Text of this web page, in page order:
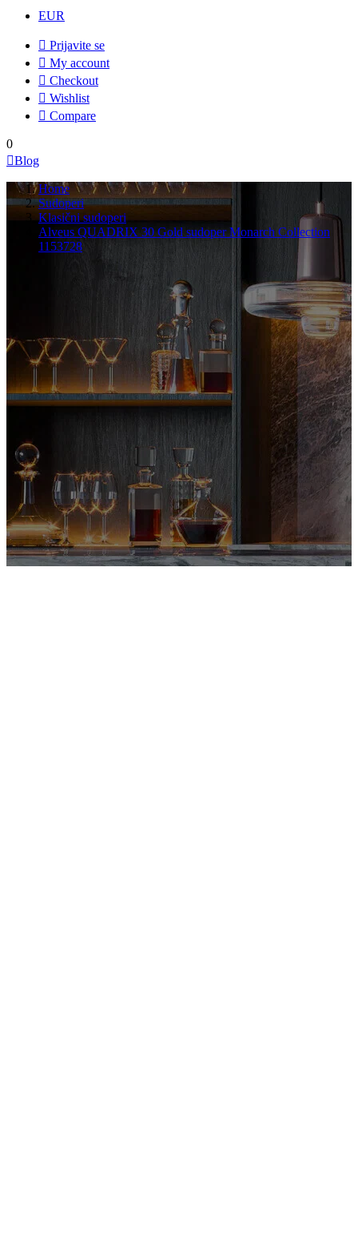
EUR
 Prijavite se
 My account
 Checkout
 Wishlist
 Compare
0
Blog
Home
Sudoperi
Klasični sudoperi
Alveus QUADRIX 30 Gold sudoper Monarch Collection
1153728